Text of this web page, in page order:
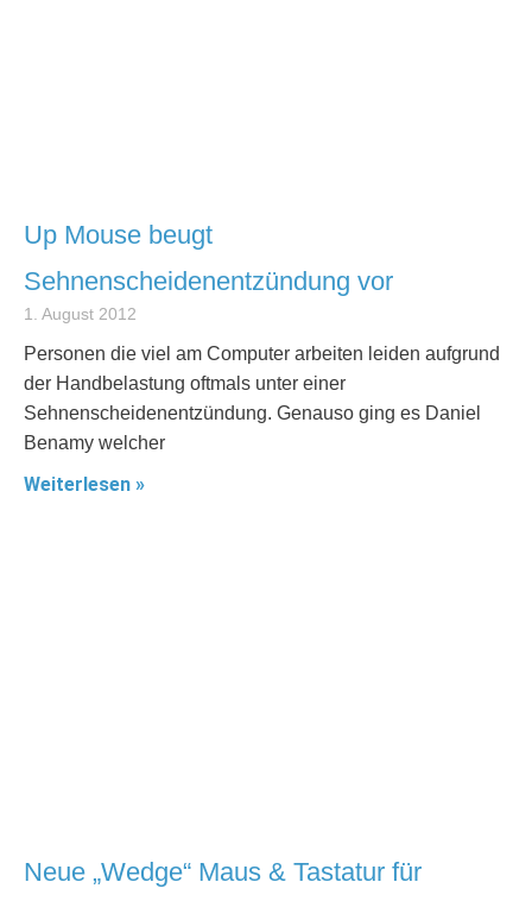
Up Mouse beugt
Sehnenscheidenentzündung vor
1. August 2012
Personen die viel am Computer arbeiten leiden aufgrund
der Handbelastung oftmals unter einer
Sehnenscheidenentzündung. Genauso ging es Daniel
Benamy welcher
Weiterlesen »
Neue „Wedge“ Maus & Tastatur für